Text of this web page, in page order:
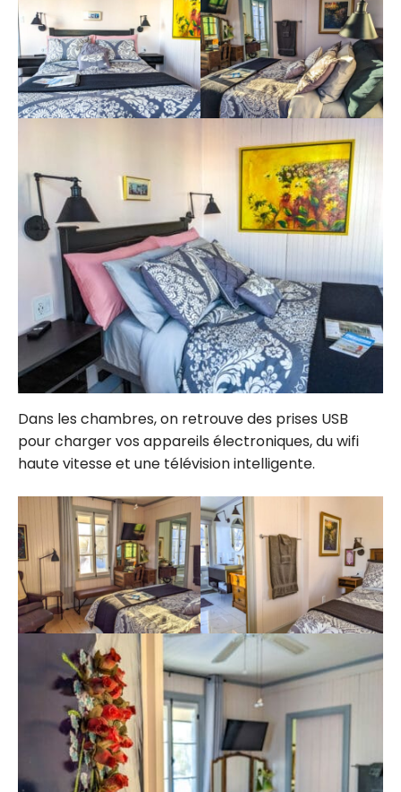
Dans les chambres, on retrouve des prises USB
pour charger vos appareils électroniques, du wifi
haute vitesse et une télévision intelligente.